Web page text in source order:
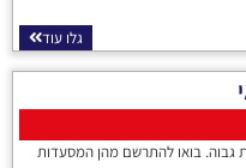
גלו עוד
גבוה. בואו להתרשם מהן המסעדות